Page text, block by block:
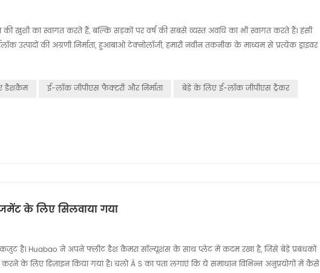
खुशी का स्वागत करते हैं, बल्कि सड़कों पर वर्ष की सबसे व्यस्त अवधि का भी स्वागत करते हैं। हंसी
की अग्रणी निर्माता, हुआबाओ टेक्नोलॉजी, हमारी नवीन तकनीक के माध्यम से प्रत्येक ड्राइवर
डैशकैम ई-लॉक ​​जीपीएस फैक्टरी और निर्माता
बेड़े के लिए ई-लॉक ​​जीपीएस ट्रैकर
के लिए सिलवाया गया
है। Huabao ने अपने फ्लीट डैश कैमरा सॉल्यूशंस के साथ प्लेट में कदम रखा है, जिसे बेड़े प्रबंधकों
करने के लिए डिज़ाइन किया गया है। चलो Â S का पता लगाएं कि ये समाधान विभिन्न अनुप्रयोगों में कैसे